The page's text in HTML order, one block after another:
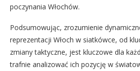
poczynania Włochów.
Podsumowując, zrozumienie
reprezentacji Włoch w siatkówce, od
zmiany taktyczne, jest kluczowe dla
trafnie analizować ich pozycję w